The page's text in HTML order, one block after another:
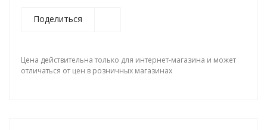
Поделиться
Цена действительна только для интернет-магазина и может
отличаться от цен в розничных магазинах